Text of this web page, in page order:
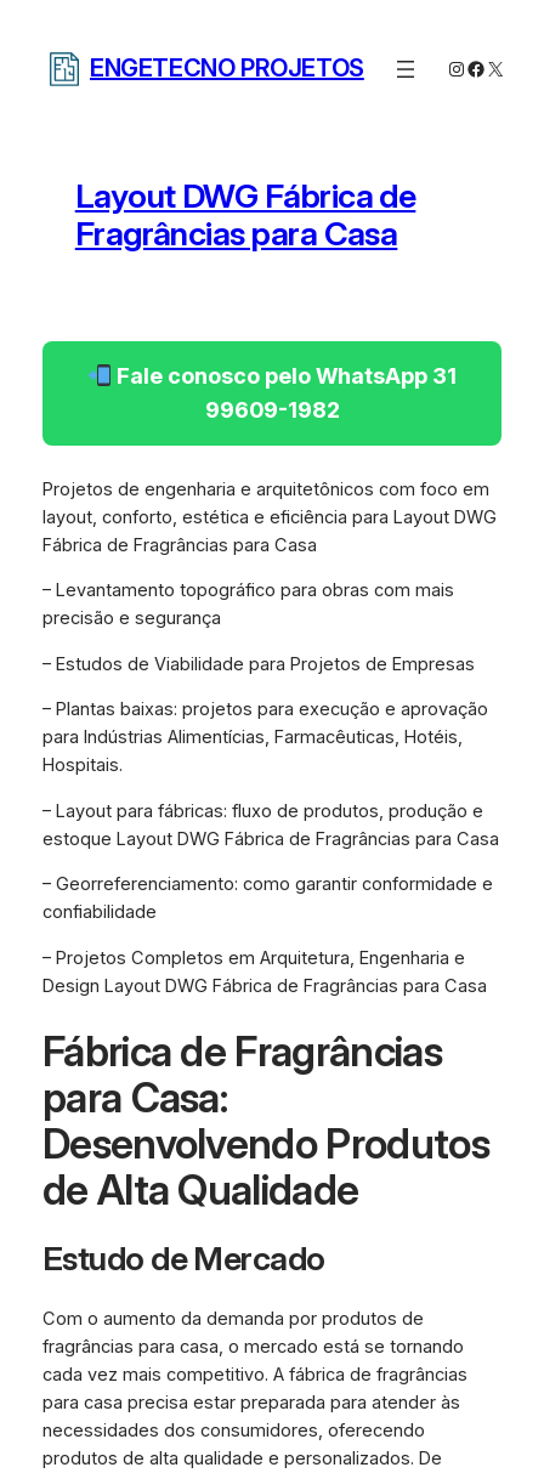
ENGETECNO PROJETOS Instagram
X
Layout DWG Fábrica de
Fragrâncias para Casa
Fale conosco pelo WhatsApp 31
99609-1982
Projetos de engenharia e arquitetônicos com foco em
layout, conforto, estética e eficiência para Layout DWG
Fábrica de Fragrâncias para Casa
– Levantamento topográfico para obras com mais
precisão e segurança
– Estudos de Viabilidade para Projetos de Empresas
– Plantas baixas: projetos para execução e aprovação
para Indústrias Alimentícias, Farmacêuticas, Hotéis,
Hospitais.
– Layout para fábricas: fluxo de produtos, produção e
estoque Layout DWG Fábrica de Fragrâncias para Casa
– Georreferenciamento: como garantir conformidade e
confiabilidade
– Projetos Completos em Arquitetura, Engenharia e
Design Layout DWG Fábrica de Fragrâncias para Casa
Fábrica de Fragrâncias
para Casa:
Desenvolvendo Produtos
de Alta Qualidade
Estudo de Mercado
Com o aumento da demanda por produtos de
fragrâncias para casa, o mercado está se tornando
cada vez mais competitivo. A fábrica de fragrâncias
para casa precisa estar preparada para atender às
necessidades dos consumidores, oferecendo
produtos de alta qualidade e personalizados. De